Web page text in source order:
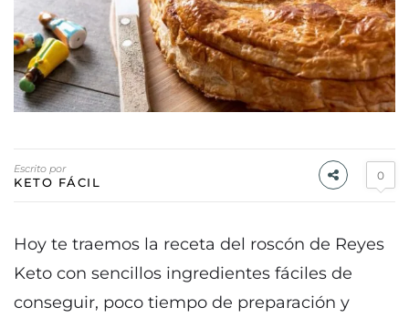
Escrito por
KETO FÁCIL 0
Hoy te traemos la receta del roscón de Reyes
Keto con sencillos ingredientes fáciles de
conseguir, poco tiempo de preparación y